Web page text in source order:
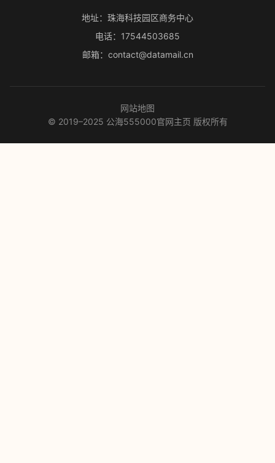
地址：珠海科技园区商务中心
电话：17544503685
邮箱：contact@datamail.cn
网站地图
© 2019–2025 公海555000官网主页 版权所有